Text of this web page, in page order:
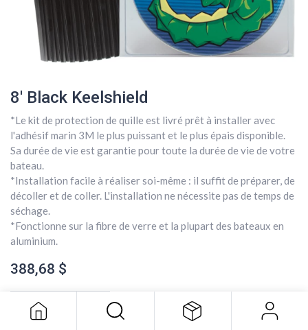
8' Black Keelshield
*Le kit de protection de quille est livré prêt à installer avec
l'adhésif marin 3M le plus puissant et le plus épais disponible.
Sa durée de vie est garantie pour toute la durée de vie de votre
bateau.
*Installation facile à réaliser soi-même : il suffit de préparer, de
décoller et de coller. L'installation ne nécessite pas de temps de
séchage.
*Fonctionne sur la fibre de verre et la plupart des bateaux en
aluminium.
388,68 $